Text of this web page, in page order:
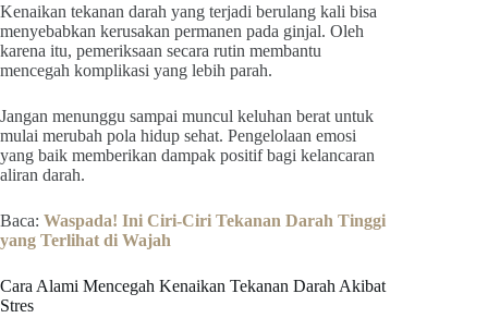
Kenaikan tekanan darah yang terjadi berulang kali bisa
menyebabkan kerusakan permanen pada ginjal. Oleh
karena itu, pemeriksaan secara rutin membantu
mencegah komplikasi yang lebih parah.
Jangan menunggu sampai muncul keluhan berat untuk
mulai merubah pola hidup sehat. Pengelolaan emosi
yang baik memberikan dampak positif bagi kelancaran
aliran darah.
Baca: Waspada! Ini Ciri-Ciri Tekanan Darah Tinggi
yang Terlihat di Wajah
Cara Alami Mencegah Kenaikan Tekanan Darah Akibat
Stres